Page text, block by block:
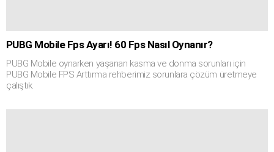
PUBG Mobile Fps Ayarı! 60 Fps Nasıl Oynanır?
PUBG Mobile oynarken yaşanan kasma ve donma sorunları için
PUBG Mobile FPS Arttırma rehberimiz sorunlara çözüm üretmeye
çalıştık.